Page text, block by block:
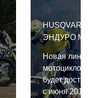
ЭНДУРО
Новая
будет
с июня 2019